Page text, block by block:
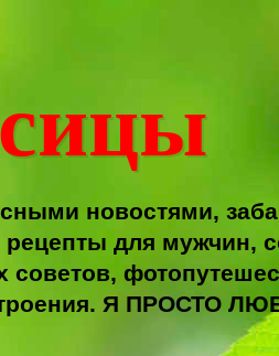
новостями,
для мужчин,
Я ПРОСТО